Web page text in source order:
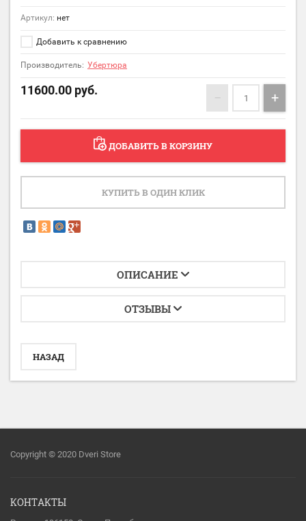
Артикул: нет
Добавить к сравнению
Производитель: Убертюра
11600.00 руб. − +
ДОБАВИТЬ В КОРЗИНУ
КУПИТЬ В ОДИН КЛИК
ОПИСАНИЕ
ОТЗЫВЫ
НАЗАД
Copyright © 2020 Dveri Store
КОНТАКТЫ